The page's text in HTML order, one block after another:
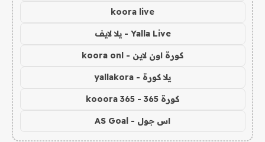
koora live
Yalla Live - يلا لايف
كورة اون لاين - koora onl
يلا كورة - yallakora
كورة 365 - kooora 365
اس جول - AS Goal